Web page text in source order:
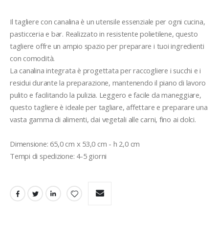
Il tagliere con canalina è un utensile essenziale per ogni cucina,
pasticceria e bar. Realizzato in resistente polietilene, questo
tagliere offre un ampio spazio per preparare i tuoi ingredienti
con comodità.
La canalina integrata è progettata per raccogliere i succhi e i
residui durante la preparazione, mantenendo il piano di lavoro
pulito e facilitando la pulizia. Leggero e facile da maneggiare,
questo tagliere è ideale per tagliare, affettare e preparare una
vasta gamma di alimenti, dai vegetali alle carni, fino ai dolci.
Dimensione: 65,0 cm x 53,0 cm - h 2,0 cm
Tempi di spedizione: 4-5 giorni